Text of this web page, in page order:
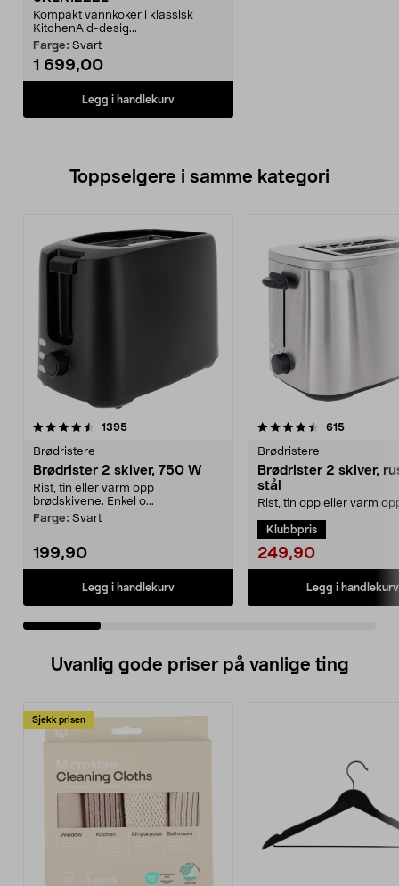
Kompakt vannkoker i klassisk
KitchenAid-desig...
Farge: Svart
1 699,00
Legg i handlekurv
Toppselgere i samme kategori
1395anmeldelser
Brødristere
Brødrister 2 skiver, 750 W
Rist, tin eller varm opp
brødskivene. Enkel o...
Farge: Svart
199,90
Legg i handlekurv
4.5 av 5 stjerner 615
Brødristere
Brødrister 2 skiver,
stål
Rist, tin opp eller varm
rustfritt ...
Klubbpris
249,90
Legg i handlekurv
4.5 av 5 stjerner
Uvanlig gode priser på vanlige ting
Sjekk prisen